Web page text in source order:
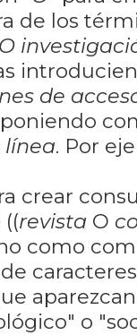
de los
de
poniendo
línea. Por
crear
((revista O
como
o